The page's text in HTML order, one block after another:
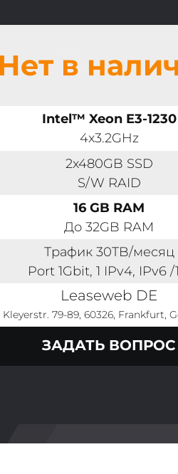
Нет в
Intel™ Xeon E3-1230
4x3.2GHz
2x480GB SSD
S/W RAID
16 GB RAM
До 32GB RAM
Трафик 30TB/месяц
Port 1Gbit, 1 IPv4, IPv6 /
Leaseweb DE
Kleyerstr. 79-89, 60326, Frankfurt,
ЗАДАТЬ ВОПРОС